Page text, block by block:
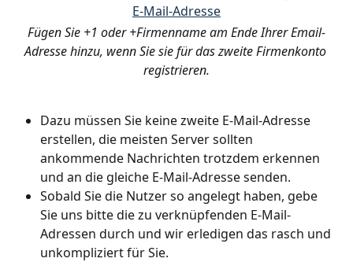
Fügen Sie +1 oder +Firmenname am Ende Ihrer Email-
Adresse hinzu, wenn Sie sie für das zweite Firmenkonto
registrieren.
Dazu müssen Sie keine zweite E-Mail-Adresse
erstellen, die meisten Server sollten
ankommende Nachrichten trotzdem erkennen
und an die gleiche E-Mail-Adresse senden.
Sobald Sie die Nutzer so angelegt haben, gebe
Sie uns bitte die zu verknüpfenden E-Mail-
Adressen durch und wir erledigen das rasch und
unkompliziert für Sie.